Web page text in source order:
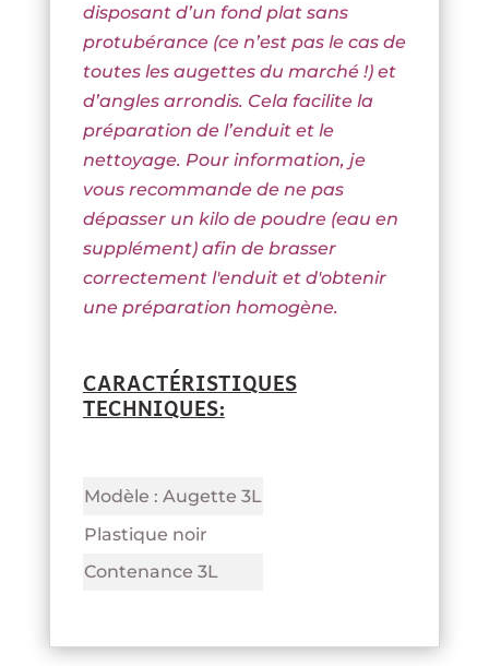
disposant d’un fond plat sans
protubérance (ce n’est pas le cas de
toutes les augettes du marché !) et
d’angles arrondis. Cela facilite la
préparation de l’enduit et le
nettoyage. Pour information, je
vous recommande de ne pas
dépasser un kilo de poudre (eau en
supplément) afin de brasser
correctement l'enduit et d'obtenir
une préparation homogène.
CARACTÉRISTIQUES
TECHNIQUES:
Modèle : Augette 3L
Plastique noir
Contenance 3L